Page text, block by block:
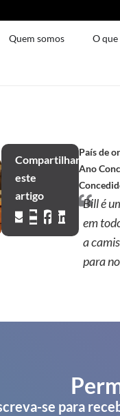
Quem somos O
Compartilhar
este
artigo
País de
Ano
Bill é
em
a
para
se para